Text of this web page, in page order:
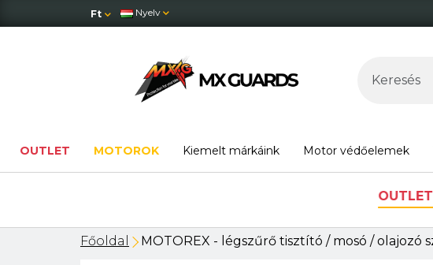
Ft Nyelv
OUTLET MOTOROK Kiemelt márkáink Motor védőelemek
30.000 Ft
Főoldal MOTOREX - légszűrő tisztító / mosó / olajozó